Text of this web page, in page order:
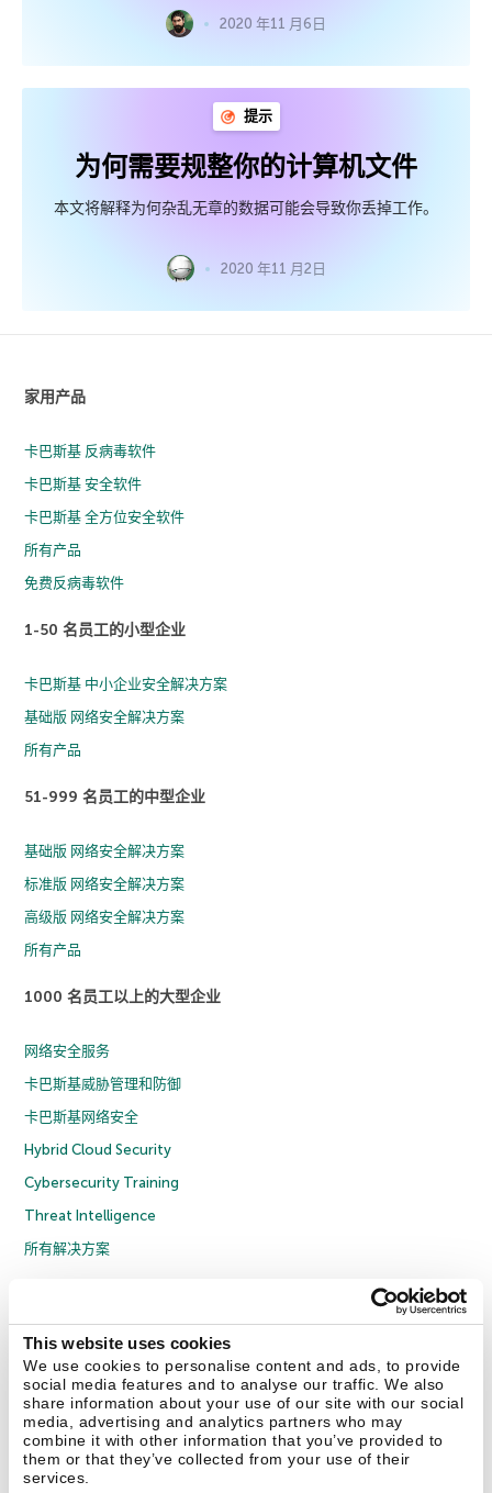
This website uses cookies
We use cookies to personalise content and ads, to provide
social media features and to analyse our traffic. We also
share information about your use of our site with our social
media, advertising and analytics partners who may
combine it with other information that you’ve provided to
them or that they’ve collected from your use of their
services.
2020 年11 月6日
提示
为何需要规整你的计算机文件
本文将解释为何杂乱无章的数据可能会导致你丢掉工作。
2020 年11 月2日
家用产品
卡巴斯基 反病毒软件
卡巴斯基 安全软件
卡巴斯基 全方位安全软件
所有产品
免费反病毒软件
1-50 名员工的小型企业
卡巴斯基 中小企业安全解决方案
基础版 网络安全解决方案
所有产品
51-999 名员工的中型企业
基础版 网络安全解决方案
标准版 网络安全解决方案
高级版 网络安全解决方案
所有产品
1000 名员工以上的大型企业
网络安全服务
卡巴斯基威胁管理和防御
卡巴斯基网络安全
Hybrid Cloud Security
Cybersecurity Training
Threat Intelligence
所有解决方案
隐私策略
反腐败政策
许可协议 B2B
京ICP备12053225号
京公网安备 11010102001169号
联系我们 关于我们 合作伙伴 Blog 资源中心 新闻稿
Securelist Eugene Personal Blog